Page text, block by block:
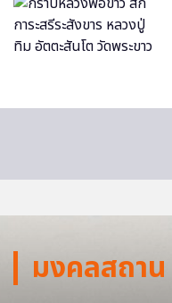
มงคลสถาน